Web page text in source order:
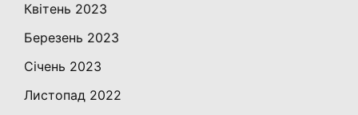
Квітень 2023
Березень 2023
Січень 2023
Листопад 2022